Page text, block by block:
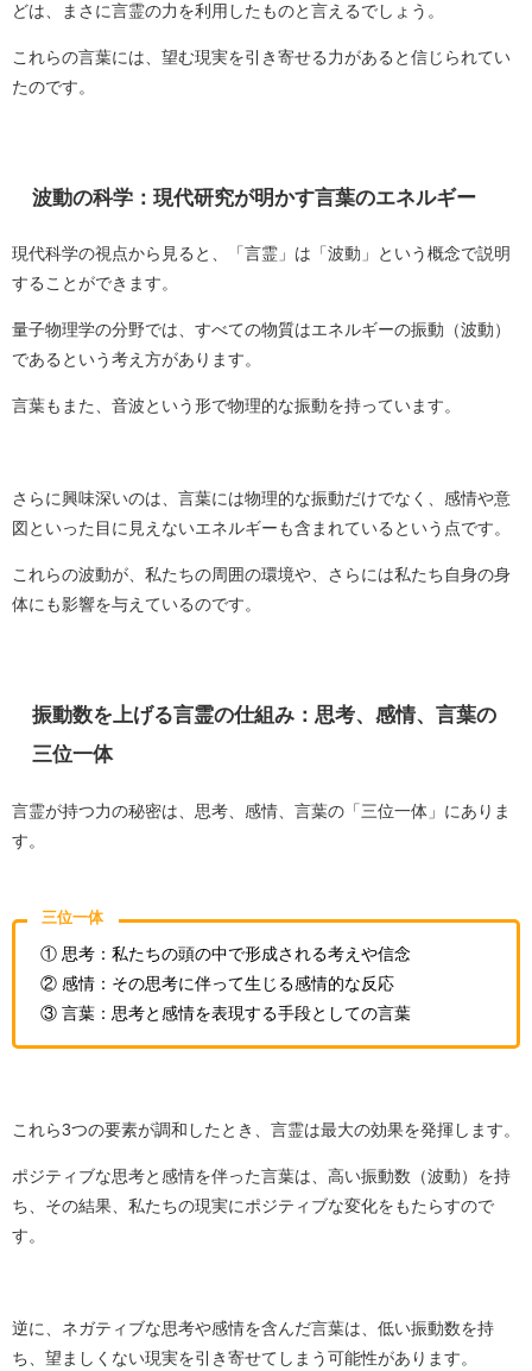
どは、まさに言霊の力を利用したものと言えるでしょう。
これらの言葉には、望む現実を引き寄せる力があると信じられてい
たのです。
波動の科学：現代研究が明かす言葉のエネルギー
現代科学の視点から見ると、「言霊」は「波動」という概念で説明
することができます。
量子物理学の分野では、すべての物質はエネルギーの振動（波動）
であるという考え方があります。
言葉もまた、音波という形で物理的な振動を持っています。
さらに興味深いのは、言葉には物理的な振動だけでなく、感情や意
図といった目に見えないエネルギーも含まれているという点です。
これらの波動が、私たちの周囲の環境や、さらには私たち自身の身
体にも影響を与えているのです。
振動数を上げる言霊の仕組み：思考、感情、言葉の
三位一体
言霊が持つ力の秘密は、思考、感情、言葉の「三位一体」にありま
す。
三位一体
① 思考：私たちの頭の中で形成される考えや信念
② 感情：その思考に伴って生じる感情的な反応
③ 言葉：思考と感情を表現する手段としての言葉
これら3つの要素が調和したとき、言霊は最大の効果を発揮します。
ポジティブな思考と感情を伴った言葉は、高い振動数（波動）を持
ち、その結果、私たちの現実にポジティブな変化をもたらすので
す。
逆に、ネガティブな思考や感情を含んだ言葉は、低い振動数を持
ち、望ましくない現実を引き寄せてしまう可能性があります。